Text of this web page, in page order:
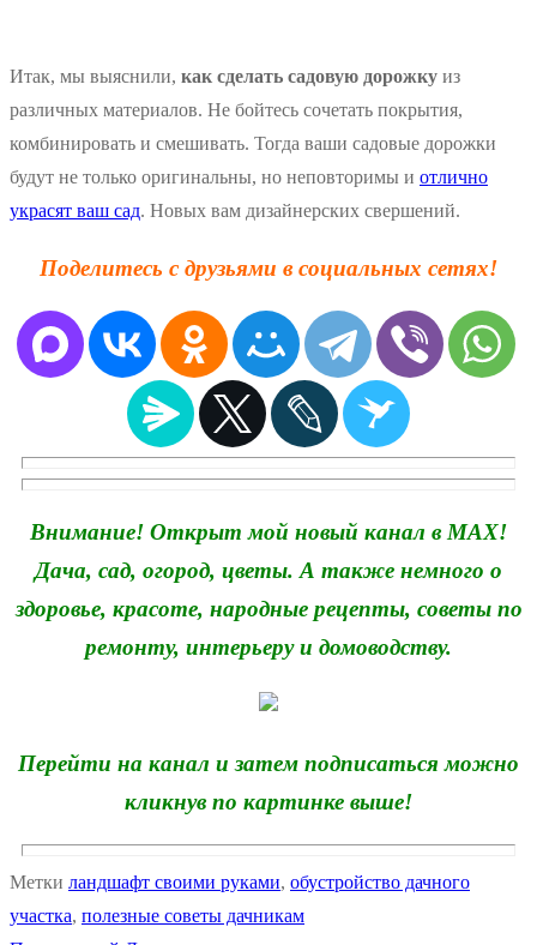
Итак, мы выяснили, как сделать садовую дорожку из
различных материалов. Не бойтесь сочетать покрытия,
комбинировать и смешивать. Тогда ваши садовые дорожки
будут не только оригинальны, но неповторимы и отлично
украсят ваш сад. Новых вам дизайнерских свершений.
Поделитесь с друзьями в социальных сетях!
Внимание! Открыт мой новый канал в MAX!
Дача, сад, огород, цветы. А также немного о
здоровье, красоте, народные рецепты, советы по
ремонту, интерьеру и домоводству.
Перейти на канал и затем подписаться можно
кликнув по картинке выше!
Метки ландшафт своими руками, обустройство дачного
участка, полезные советы дачникам